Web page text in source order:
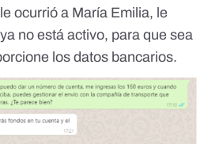
ocurrió a María Emilia, le
no está activo, para que sea
los datos bancarios.